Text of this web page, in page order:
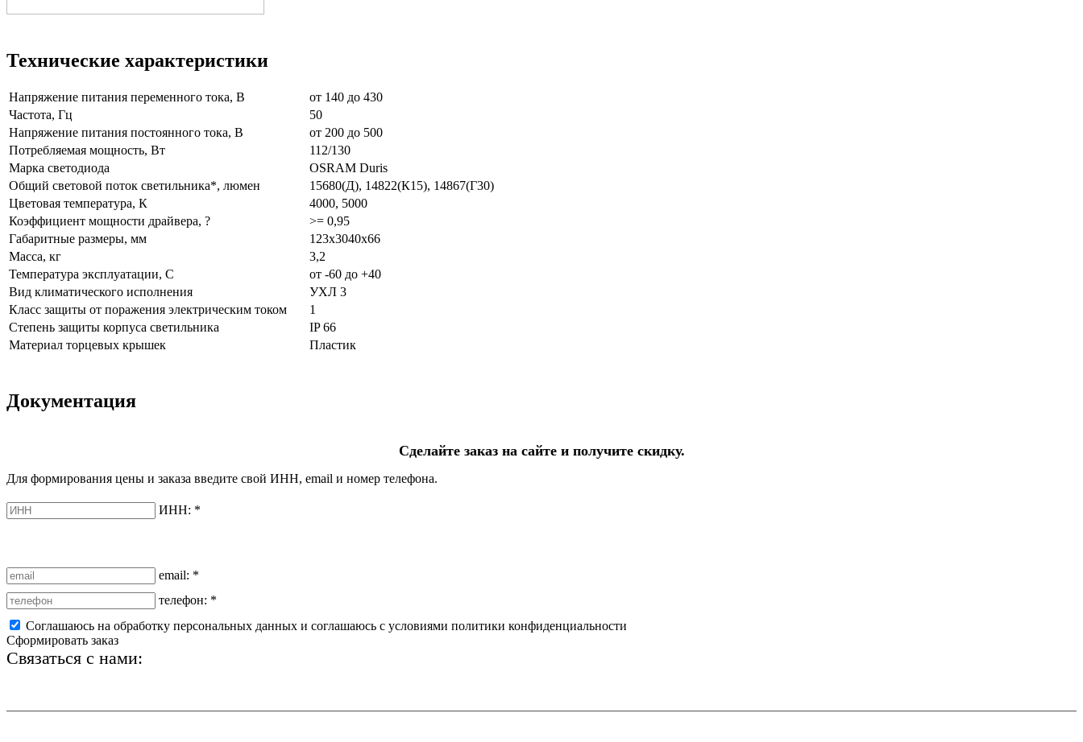
Технические характеристики
Напряжение питания переменного тока, В
от 140 до 430
Частота, Гц
50
Напряжение питания постоянного тока, В
от 200 до 500
Потребляемая мощность, Вт
112/130
Марка светодиода
OSRAM Duris
Общий световой поток светильника*, люмен
15680(Д), 14822(К15), 14867(Г30)
Цветовая температура, К
4000, 5000
Коэффициент мощности драйвера, ?
>= 0,95
Габаритные размеры, мм
123x3040x66
Масса, кг
3,2
Температура эксплуатации, С
от -60 до +40
Вид климатического исполнения
УХЛ 3
Класс защиты от поражения электрическим током
1
Степень защиты корпуса светильника
IP 66
Материал торцевых крышек
Пластик
Документация
Сделайте заказ на сайте и получите скидку.
Для формирования цены и заказа введите свой ИНН, email и номер телефона.
ИНН: *
email: *
телефон: *
Соглашаюсь на обработку персональных данных и соглашаюсь с условиями политики конфиденциальности
Сформировать заказ
Связаться с нами: